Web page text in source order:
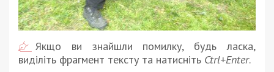
Якщо ви знайшли помилку, будь ласка,
виділіть фрагмент тексту та натисніть Ctrl+Enter.